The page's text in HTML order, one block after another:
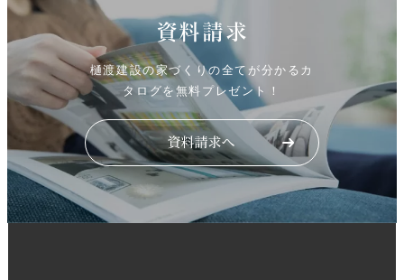
資料請求
樋渡建設の家づくりの全てが分かるカ
タログを無料プレゼント！